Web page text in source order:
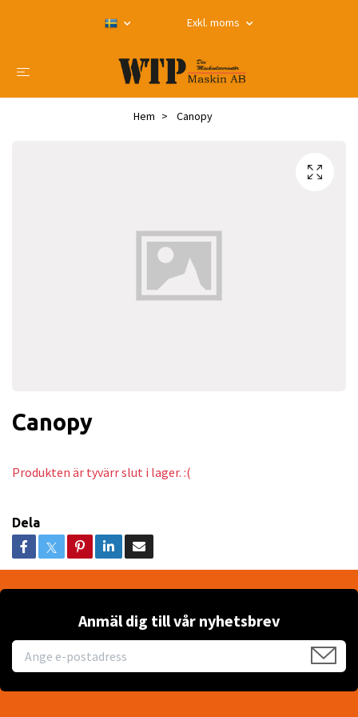
Exkl. moms
Hem Canopy
Canopy
Produkten är tyvärr slut i lager. :(
Dela
Anmäl dig till vår nyhetsbrev